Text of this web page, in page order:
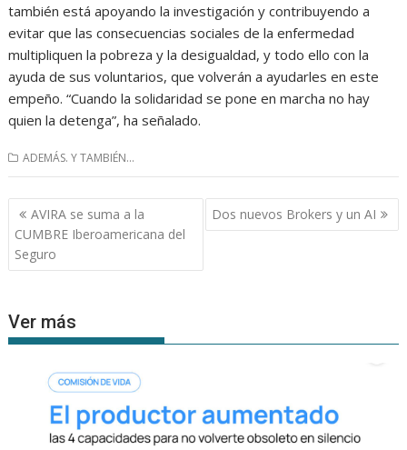
también está apoyando la investigación y contribuyendo a
evitar que las consecuencias sociales de la enfermedad
multipliquen la pobreza y la desigualdad, y todo ello con la
ayuda de sus voluntarios, que volverán a ayudarles en este
empeño. “Cuando la solidaridad se pone en marcha no hay
quien la detenga”, ha señalado.
ADEMÁS. Y TAMBIÉN...
Navegación
de
entradas
AVIRA se suma a la
CUMBRE Iberoamericana del
Seguro
Dos nuevos Brokers y un AI
Ver más